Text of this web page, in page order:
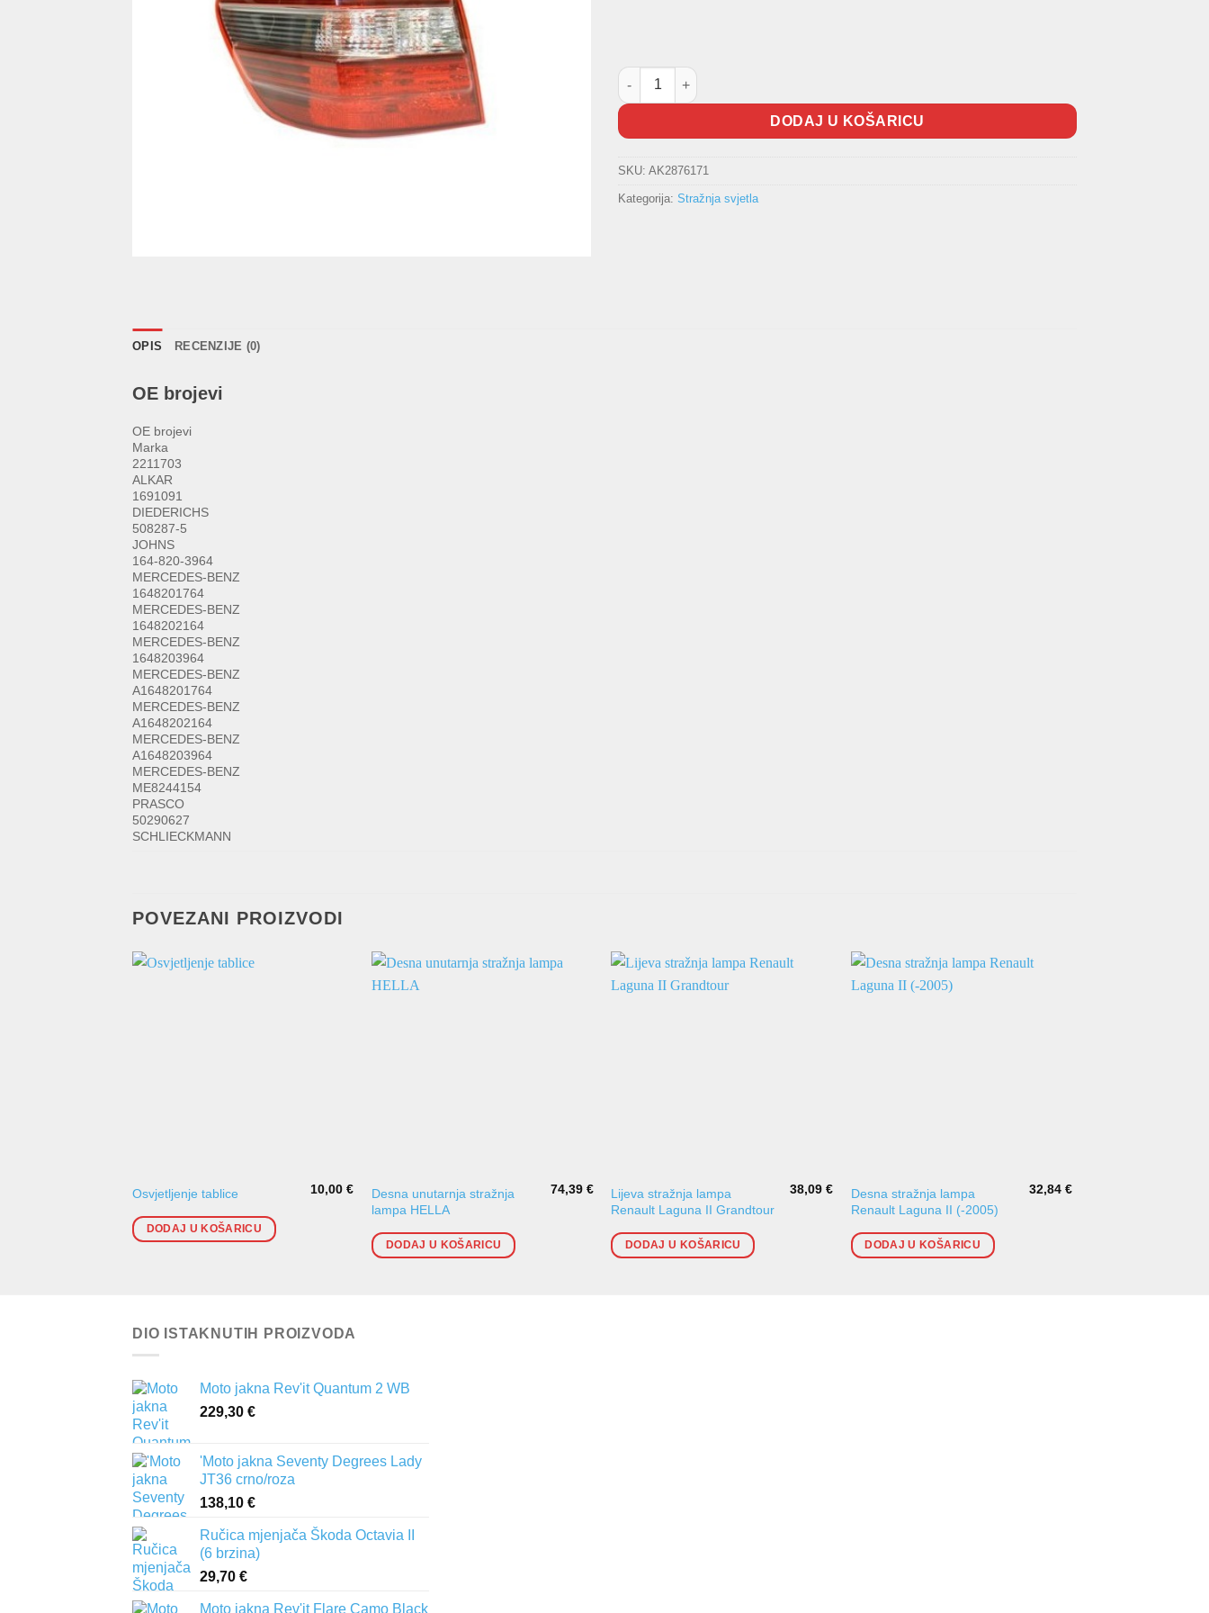
L stražnje svjetlo W164 količina
DODAJ U KOŠARICU
SKU: AK2876171
Kategorija: Stražnja svjetla
OPIS RECENZIJE (0)
OE brojevi
OE brojevi
Marka
2211703
ALKAR
1691091
DIEDERICHS
508287-5
JOHNS
164-820-3964
MERCEDES-BENZ
1648201764
MERCEDES-BENZ
1648202164
MERCEDES-BENZ
1648203964
MERCEDES-BENZ
A1648201764
MERCEDES-BENZ
A1648202164
MERCEDES-BENZ
A1648203964
MERCEDES-BENZ
ME8244154
PRASCO
50290627
SCHLIECKMANN
POVEZANI PROIZVODI
Osvjetljenje tablice 10,00€
DODAJ U KOŠARICU
Desna unutarnja stražnja
lampa HELLA
74,39 €
DODAJ U KOŠARICU
Lijeva stražnja lampa
Renault Laguna II Grandtour
38,09 €
DODAJ U KOŠARICU
Desna stražnja lampa
Renault Laguna II (-2005)
32,84€
DODAJ U KOŠARICU
DIO ISTAKNUTIH PROIZVODA
Moto jakna Rev'it Quantum 2 WB
229,30 €
'Moto jakna Seventy Degrees Lady
JT36 crno/roza
138,10 €
Ručica mjenjača Škoda Octavia II
(6 brzina)
29,70 €
Moto jakna Rev'it Flare Camo Black